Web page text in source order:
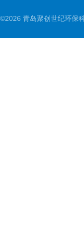
©2026 青岛聚创世纪环保